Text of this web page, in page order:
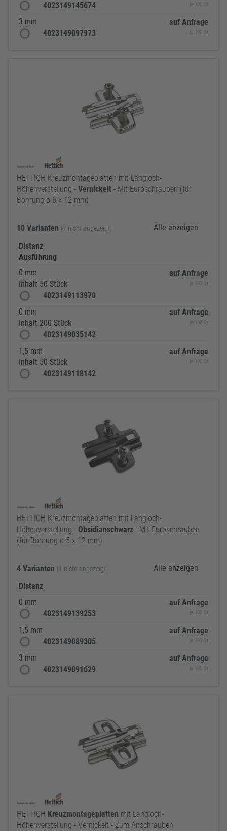
4023149145674
je 100 St
3 mm
4023149097973
auf Anfrage
je 100 St
HETTICH Kreuzmontageplatten mit Langloch-
Höhenverstellung - Vernickelt - Mit Euroschrauben (für
Bohrung ø 5 x 12 mm)
10 Varianten (7 nicht angezeigt)
Alle anzeigen
Distanz
Ausführung
0 mm
Inhalt 50 Stück
4023149113970
auf Anfrage
je 100 St
0 mm
Inhalt 200 Stück
4023149035142
auf Anfrage
je 100 St
1,5 mm
Inhalt 50 Stück
4023149118142
auf Anfrage
je 100 St
HETTICH Kreuzmontageplatten mit Langloch-
Höhenverstellung - Obsidianschwarz - Mit Euroschrauben
(für Bohrung ø 5 x 12 mm)
4 Varianten (1 nicht angezeigt)
Alle anzeigen
Distanz
0 mm
4023149139253
auf Anfrage
je 100 St
1,5 mm
4023149089305
auf Anfrage
je 100 St
3 mm
4023149091629
auf Anfrage
je 100 St
HETTICH Kreuzmontageplatten mit Langloch-
Höhenverstellung - Vernickelt - Zum Anschrauben